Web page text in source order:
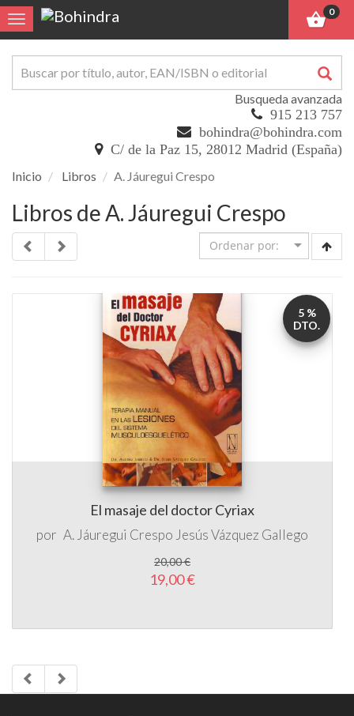
Toggle navigation
0
Busqueda avanzada
915 213 757
bohindra@bohindra.com
C/ de la Paz 15, 28012 Madrid (España)
Inicio Libros A. Jáuregui Crespo
Libros de A. Jáuregui Crespo
El masaje del doctor Cyriax
por A. Jáuregui Crespo Jesús Vázquez Gallego
20,00 €
19,00 €
5 %
DTO.